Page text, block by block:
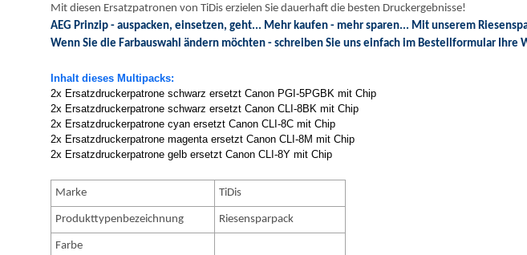
Mit diesen Ersatzpatronen von TiDis erzielen Sie dauerhaft die besten Druckergebnisse!
AEG Prinzip - auspacken, einsetzen, geht... Mehr kaufen - mehr sparen... Mit unserem
Wenn Sie die Farbauswahl ändern möchten - schreiben Sie uns einfach im Bestellformular Ihre
Inhalt dieses Multipacks:
2x Ersatzdruckerpatrone schwarz ersetzt Canon PGI-5PGBK mit Chip
2x Ersatzdruckerpatrone schwarz ersetzt Canon CLI-8BK mit Chip
2x Ersatzdruckerpatrone cyan ersetzt Canon CLI-8C mit Chip
2x Ersatzdruckerpatrone magenta ersetzt Canon CLI-8M mit Chip
2x Ersatzdruckerpatrone gelb ersetzt Canon CLI-8Y mit Chip
Marke TiDis
Produkttypenbezeichnung Riesensparpack
Farbe